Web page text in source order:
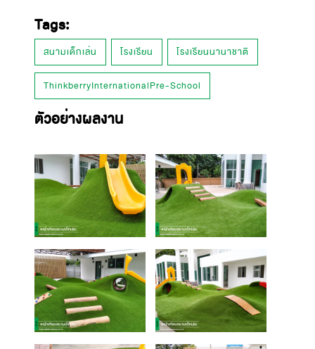
Tags:
สนามเด็กเล่น โรงเรียน โรงเรียนนานาชาติ
ThinkberryInternationalPre-School
ตัวอย่างผลงาน